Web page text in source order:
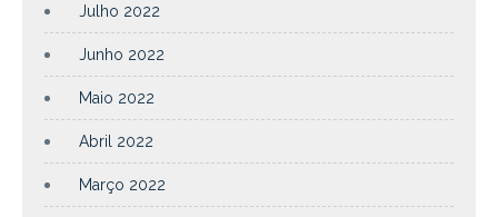
Julho 2022
Junho 2022
Maio 2022
Abril 2022
Março 2022